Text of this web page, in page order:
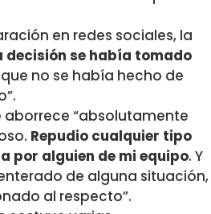
en redes sociales, la
decisión se había tomado
no se había hecho de
aborrece “absolutamente
Repudio cualquier tipo
por alguien de mi equipo. Y
de alguna situación,
al respecto”.